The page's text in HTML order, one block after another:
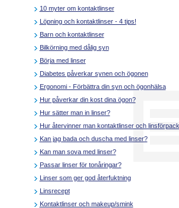
10 myter om kontaktlinser
Löpning och kontaktlinser - 4 tips!
Barn och kontaktlinser
Bilkörning med dålig syn
Börja med linser
Diabetes påverkar synen och ögonen
Ergonomi - Förbättra din syn och ögonhälsa
Hur påverkar din kost dina ögon?
Hur sätter man in linser?
Hur återvinner man kontaktlinser och
Kan jag bada och duscha med linser?
Kan man sova med linser?
Passar linser för tonåringar?
Linser som ger god återfuktning
Linsrecept
Kontaktlinser och makeup/smink